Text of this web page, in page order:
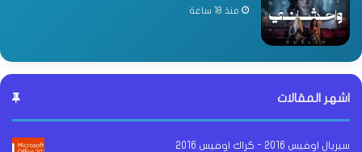
منذ 18 ساعة
اشهر المقالات
سيريال اوفيس 2016 - كراك اوفيس 2016